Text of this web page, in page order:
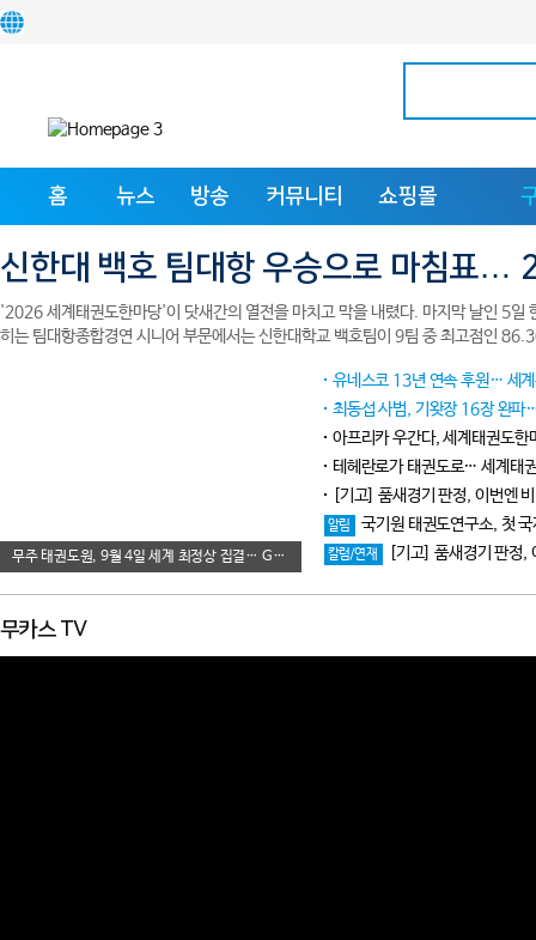
홈 뉴스 방송 커뮤니티 쇼핑몰
'2026 세계태권도한마당'이 닷새간의 열전을 마치고 막을 내렸다. 마지막 날인 5일
히는 팀대항종합경연 시니어 부문에서는 신한대학교 백호팀이 9팀 중 최고점인
무주 태권도원, 9월 4일 세계 최정상 집결… G-6 그랑프리 시리즈 개막
유네스코 13년 연속 후원… 세계무술연맹 국제연
최동섭 사범, 기왓장 16장 완파… 세계태권도
아프리카 우간다, 세계태권도한마당 첫 발걸음… 군의
테헤란로가 태권도로… 세계태권도한마당, 10
[기고] 품새경기 판정, 이번엔 비디오 판독이다
알림 국기원 태권도연구소, 첫 국제컨퍼런스 개
칼럼/연재 [기고] 품새경기 판정, 이번엔 비디오 판
무카스 TV